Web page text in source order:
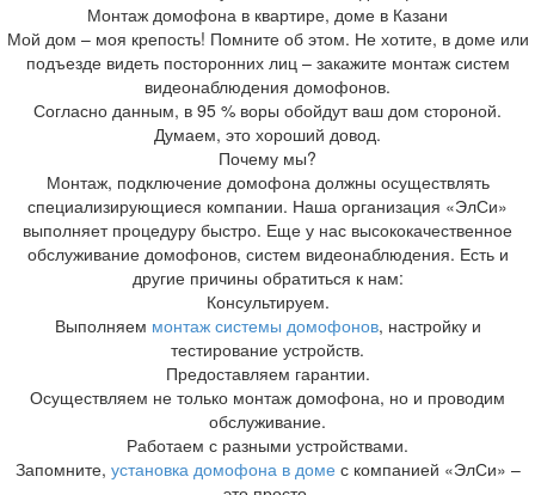
Монтаж домофона в квартире, доме в Казани
Мой дом – моя крепость! Помните об этом. Не хотите, в доме или
подъезде видеть посторонних лиц – закажите монтаж систем
видеонаблюдения домофонов.
Согласно данным, в 95 % воры обойдут ваш дом стороной.
Думаем, это хороший довод.
Почему мы?
Монтаж, подключение домофона должны осуществлять
специализирующиеся компании. Наша организация «ЭлСи»
выполняет процедуру быстро. Еще у нас высококачественное
обслуживание домофонов, систем видеонаблюдения. Есть и
другие причины обратиться к нам:
Консультируем.
Выполняем монтаж системы домофонов, настройку и
тестирование устройств.
Предоставляем гарантии.
Осуществляем не только монтаж домофона, но и проводим
обслуживание.
Работаем с разными устройствами.
Запомните, установка домофона в доме с компанией «ЭлСи» –